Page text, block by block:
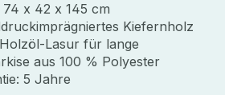
x 42 x 145 cm
Kiefernholz
Lasur für lange
aus 100 % Polyester
5 Jahre